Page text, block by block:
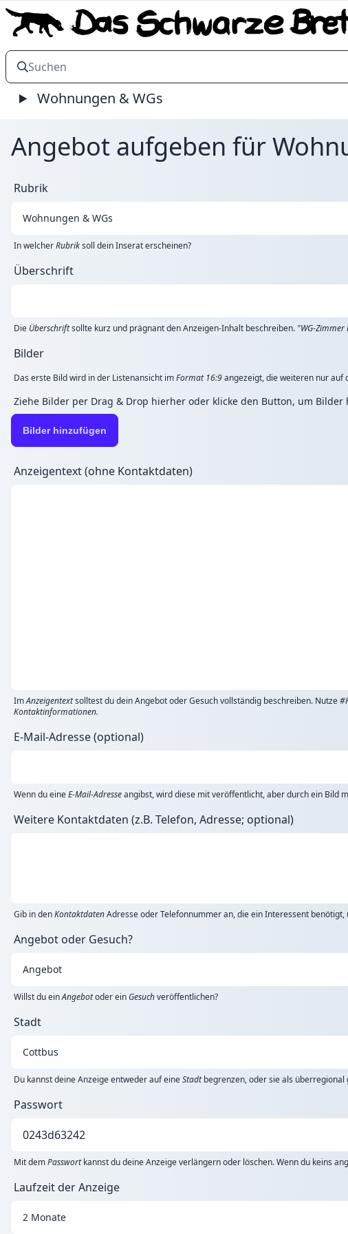
Wohnungen & WGs
Angebot aufgeben für
Rubrik
In welcherRubriksoll dein Inserat erscheinen?
Überschrift
Die Überschriftsollte kurz und prägnant den Anzeigen-Inhalt beschreiben. "WG-
Bilder
Das erste Bild wird in der Listenansicht imFormat 16:9angezeigt, die weiteren nur auf
Ziehe Bilder per Drag & Drop hierher oder klicke den Button, um Bilder
Bilder hinzufügen
Anzeigentext (ohne Kontaktdaten)
ImAnzeigentextsolltest du dein Angebot oder Gesuch vollständig beschreiben. Nutze
Kontaktinformationen.
E-Mail-Adresse (optional)
Wenn du eineE-Mail-Adresseangibst, wird diese mit veröffentlicht, aber durch ein Bild
Weitere Kontaktdaten (z.B. Telefon, Adresse; optional)
Gib in denKontaktdatenAdresse oder Telefonnummer an, die ein Interessent benötigt,
Angebot oder Gesuch?
Willst du einAngebotoder einGesuchveröffentlichen?
Stadt
Du kannst deine Anzeige entweder auf eineStadtbegrenzen, oder sie als überregional
Passwort
Mit demPasswortkannst du deine Anzeige verlängern oder löschen. Wenn du keins
Laufzeit der Anzeige